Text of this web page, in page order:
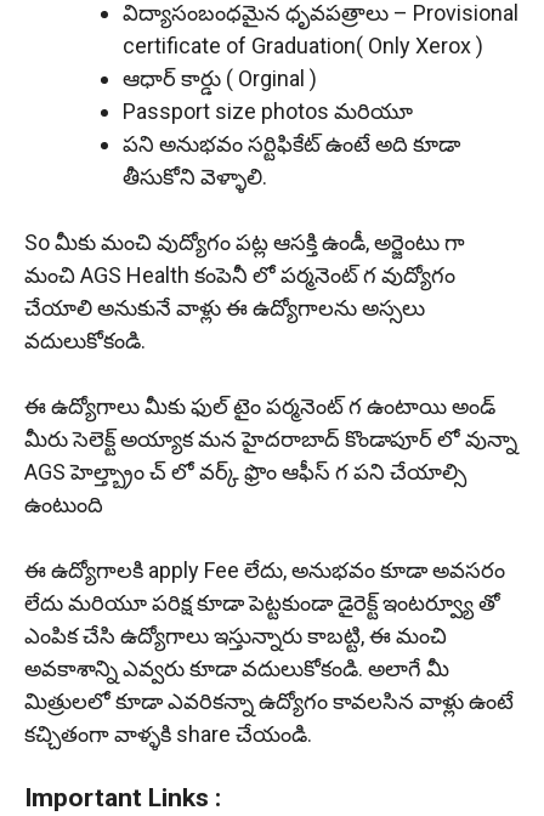
విద్యాసంబంధమైన ధృవపత్రాలు – Provisional
certificate of Graduation( Only Xerox )
ఆధార్ కార్డు ( Orginal )
Passport size photos మరియూ
పని అనుభవం సర్టిఫికేట్ ఉంటే అది కూడా
తీసుకోని వెళ్ళాలి.
So మీకు మంచి వుద్యోగం పట్ల ఆసక్తి ఉండీ, అర్జెంటు గా
మంచి AGS Health కంపెనీ లో పర్మనెంట్ గ వుద్యోగం
చేయాలి అనుకునే వాళ్లు ఈ ఉద్యోగాలను అస్సలు
వదులుకోకండి.
ఈ ఉద్యోగాలు మీకు ఫుల్ టైం పర్మనెంట్ గ ఉంటాయి అండ్
మీరు సెలెక్ట్ అయ్యాక మన హైదరాబాద్ కొండాపూర్ లో వున్నా
AGS హెల్త్బ్రాం చ్ లో వర్క్ ఫ్రొం ఆఫీస్ గ పని చేయాల్సి
ఉంటుంది
ఈ ఉద్యోగాలకి apply Fee లేదు, అనుభవం కూడా అవసరం
లేదు మరియూ పరిక్ష కూడా పెట్టకుండా డైరెక్ట్ ఇంటర్వ్యూ తో
ఎంపిక చేసి ఉద్యోగాలు ఇస్తున్నారు కాబట్టి, ఈ మంచి
అవకాశాన్ని ఎవ్వరు కూడా వదులుకోకండి. అలాగే మీ
మిత్రులలో కూడా ఎవరికన్నా ఉద్యోగం కావలసిన వాళ్లు ఉంటే
కచ్చితంగా వాళ్ళకి share చేయండి.
Important Links :